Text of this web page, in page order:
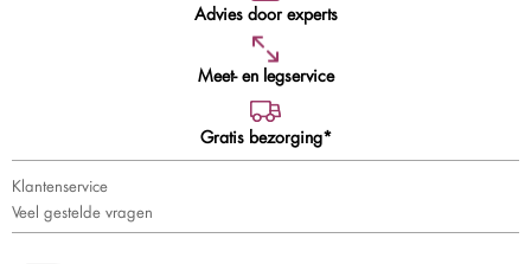
Advies door experts
Meet- en legservice
Gratis bezorging*
Klantenservice
Veel gestelde vragen